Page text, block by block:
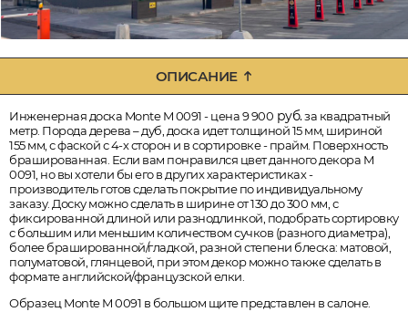
ОПИСАНИЕ
Инженерная доска Monte M 0091 - цена 9 900 руб.за квадратный
метр. Порода дерева – дуб, доска идет толщиной 15 мм, шириной
155 мм, с фаской с 4-х сторон и в сортировке - прайм. Поверхность
брашированная. Если вам понравился цвет данного декора M
0091, но вы хотели бы его в других характеристиках -
производитель готов сделать покрытие по индивидуальному
заказу. Доску можно сделать в ширине от 130 до 300 мм, с
фиксированной длиной или разнодлинкой, подобрать сортировку
с большим или меньшим количеством сучков (разного диаметра),
более брашированной/гладкой, разной степени блеска: матовой,
полуматовой, глянцевой, при этом декор можно также сделать в
формате английской/французской елки.
Образец Monte M 0091 в большом щите представлен в салоне.